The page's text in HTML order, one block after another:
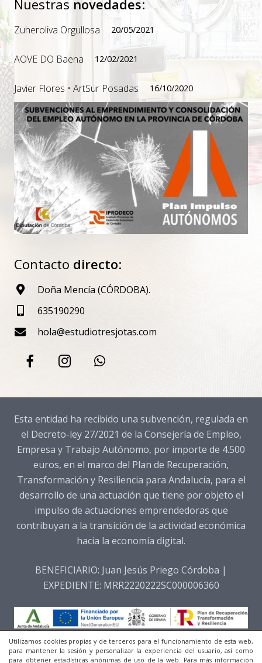
Utilizamos cookies propias y de terceros para el funcionamiento de esta web,
para mantener la sesión y personalizar la experiencia del usuario, así como
para obtener estadísticas anónimas de uso de la web. Para más información
Nuestras novedades:
Zuheroliva Orgullosa 20/05/2021
AOVE DO Baena 12/02/2021
Javier Flores • ArtSur Posadas 16/10/2020
Contacto directo:
Doña Mencía (CÓRDOBA).
635190290
hola@estudiotresjotas.com
Esta entidad ha recibido una subvención, regulada en
el Decreto-ley 27/2021 de la Consejería de Empleo,
Empresa y Trabajo Autónomo, por importe de 4.500
euros, en el marco del Plan de Recuperación,
Transformación y Resiliencia para Andalucía, para el
desarrollo de una actuación que tiene por objeto el
impulso de actuaciones emprendedoras que
contribuyan a la transición de la actividad económica
hacia la economía digital.
BENEFICIARIO: Juan Jesús Priego Córdoba |
EXPEDIENTE: MRR2220222SC000006360